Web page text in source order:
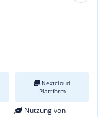
Nextcloud
Plattform
Nutzung von